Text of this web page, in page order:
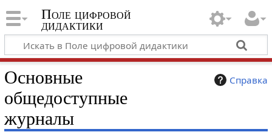
Поле цифровой
дидактики
Справка
Основные
общедоступные
журналы